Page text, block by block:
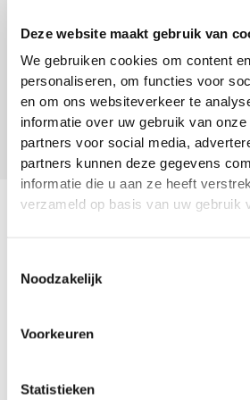
Deze website maakt gebruik van
We gebruiken cookies om content
personaliseren, om functies voor
en om ons websiteverkeer te
informatie over uw gebruik van
partners voor social media,
partners kunnen deze gegevens
informatie die u aan ze heeft
verzameld op basis van uw gebruik
Noodzakelijk
Voorkeuren
Statistieken
voortgang binnen de EPA’s van
opleider beoordeelt en valideert
op het niveau dat bij je past. Zo
naar het moment waarop je
uitvoeren en kom je steeds een
diploma.